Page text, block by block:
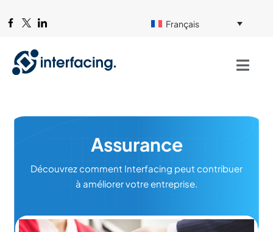
Français
Assurance
Découvrez comment Interfacing peut contribuer
à améliorer votre entreprise.